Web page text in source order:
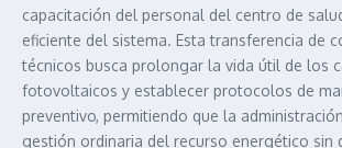
capacitación del personal del centro de
eficiente del sistema. Esta transferencia de
técnicos busca prolongar la vida útil de los
fotovoltaicos y establecer protocolos de
preventivo, permitiendo que la
gestión ordinaria del recurso energético sin